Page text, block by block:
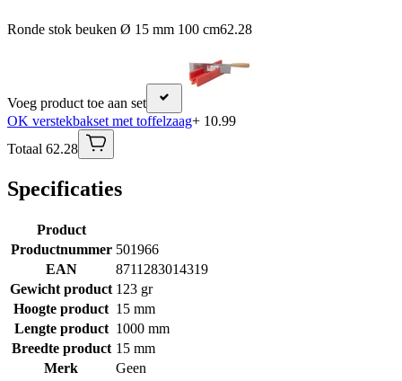
Ronde stok beuken Ø 15 mm 100 cm62.28
Voeg product toe aan set
OK verstekbakset met toffelzaag+ 10.99
Totaal 62.28
Specificaties
Product
Productnummer 501966
EAN
8711283014319
Gewicht product 123 gr
Hoogte product 15 mm
Lengte product 1000 mm
Breedte product 15 mm
Merk
Geen